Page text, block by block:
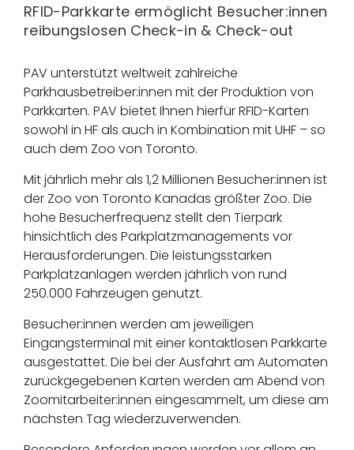
RFID-Parkkarte ermöglicht Besucher:innen
reibungslosen Check-in & Check-out
PAV unterstützt weltweit zahlreiche
Parkhausbetreiber:innen mit der Produktion von
Parkkarten. PAV bietet Ihnen hierfür RFID-Karten
sowohl in HF als auch in Kombination mit UHF – so
auch dem Zoo von Toronto.
Mit jährlich mehr als 1,2 Millionen Besucher:innen ist
der Zoo von Toronto Kanadas größter Zoo. Die
hohe Besucherfrequenz stellt den Tierpark
hinsichtlich des Parkplatzmanagements vor
Herausforderungen. Die leistungsstarken
Parkplatzanlagen werden jährlich von rund
250.000 Fahrzeugen genutzt.
Besucher:innen werden am jeweiligen
Eingangsterminal mit einer kontaktlosen Parkkarte
ausgestattet. Die bei der Ausfahrt am Automaten
zurückgegebenen Karten werden am Abend von
Zoomitarbeiter:innen eingesammelt, um diese am
nächsten Tag wiederzuverwenden.